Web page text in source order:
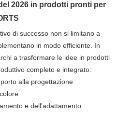
2026 in prodotti pronti per
di successo non si limitano a
in modo efficiente. In
a trasformare le idee in prodotti
completo e integrato:
alla progettazione
e dell'adattamento